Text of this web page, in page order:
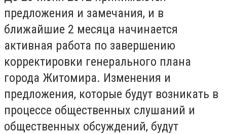
предложения и замечания, и в
ближайшие 2 месяца начинается
активная работа по завершению
корректировки генерального плана
города Житомира. Изменения и
предложения, которые будут возникать в
процессе общественных слушаний и
общественных обсуждений, будут